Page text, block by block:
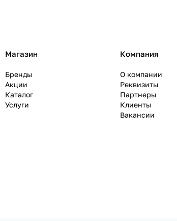
Магазин
Бренды
Акции
Каталог
Услуги
Компания
О компании
Реквизиты
Партнеры
Клиенты
Вакансии